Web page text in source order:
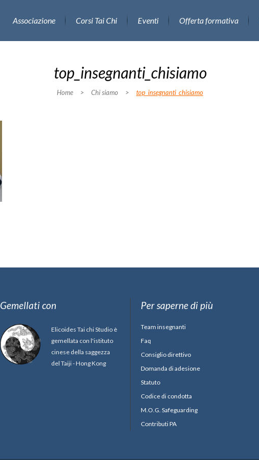
Associazione Corsi Tai Chi Eventi Offerta formativa
top_insegnanti_chisiamo
Home > Chi siamo > top_insegnanti_chisiamo
Gemellati con
Elicoides Tai chi Studio è
gemellata con l'istituto
cinese della saggezza
del Taiji - Hong Kong
Per saperne di più
Team insegnanti
Faq
Consiglio direttivo
Domanda di adesione
Statuto
Codice di condotta
M.O.G. Safeguarding
Contributi PA